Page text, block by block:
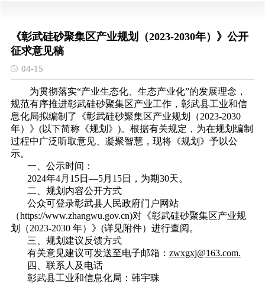
《彰武硅砂聚集区产业规划（2023-2030年）》公开
征求意见稿
04-15
为贯彻落实“产业生态化、生态产业化”的发展理念，
规范有序推进彰武硅砂聚集区产业工作，彰武县工业和信
息化局拟编制了《彰武硅砂聚集区产业规划（2023-2030
年）》 (以下简称《规划》)。 根据有关规定，为在规划编制
过程中广泛听取意见、凝聚智慧，现将《规划》予以公
示。
一、公示时间：
2024年4月15日—5月15日，为期30天。
二、规划内容公开方式
公众可登录彰武县人民政府门户网站
（https://www.zhangwu.gov.cn)对《彰武硅砂聚集区产业规
划（2023-2030 年）》 (详见附件）进行查阅。
三、规划建议反馈方式
有关意见建议可发送至电子邮箱： zwxgxj@163.com.
四、联系人及电话
彰武县工业和信息化局：韩宇珠